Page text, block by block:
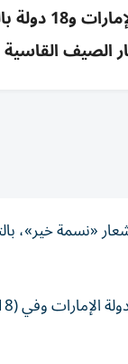
دبي الخيرية
الصيف القاسية
الخيرية»، إطلاق حملتها